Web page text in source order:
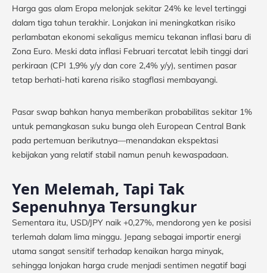
Harga gas alam Eropa melonjak sekitar 24% ke level tertinggi
dalam tiga tahun terakhir. Lonjakan ini meningkatkan risiko
perlambatan ekonomi sekaligus memicu tekanan inflasi baru di
Zona Euro. Meski data inflasi Februari tercatat lebih tinggi dari
perkiraan (CPI 1,9% y/y dan core 2,4% y/y), sentimen pasar
tetap berhati-hati karena risiko stagflasi membayangi.
Pasar swap bahkan hanya memberikan probabilitas sekitar 1%
untuk pemangkasan suku bunga oleh European Central Bank
pada pertemuan berikutnya—menandakan ekspektasi
kebijakan yang relatif stabil namun penuh kewaspadaan.
Yen Melemah, Tapi Tak
Sepenuhnya Tersungkur
Sementara itu, USD/JPY naik +0,27%, mendorong yen ke posisi
terlemah dalam lima minggu. Jepang sebagai importir energi
utama sangat sensitif terhadap kenaikan harga minyak,
sehingga lonjakan harga crude menjadi sentimen negatif bagi